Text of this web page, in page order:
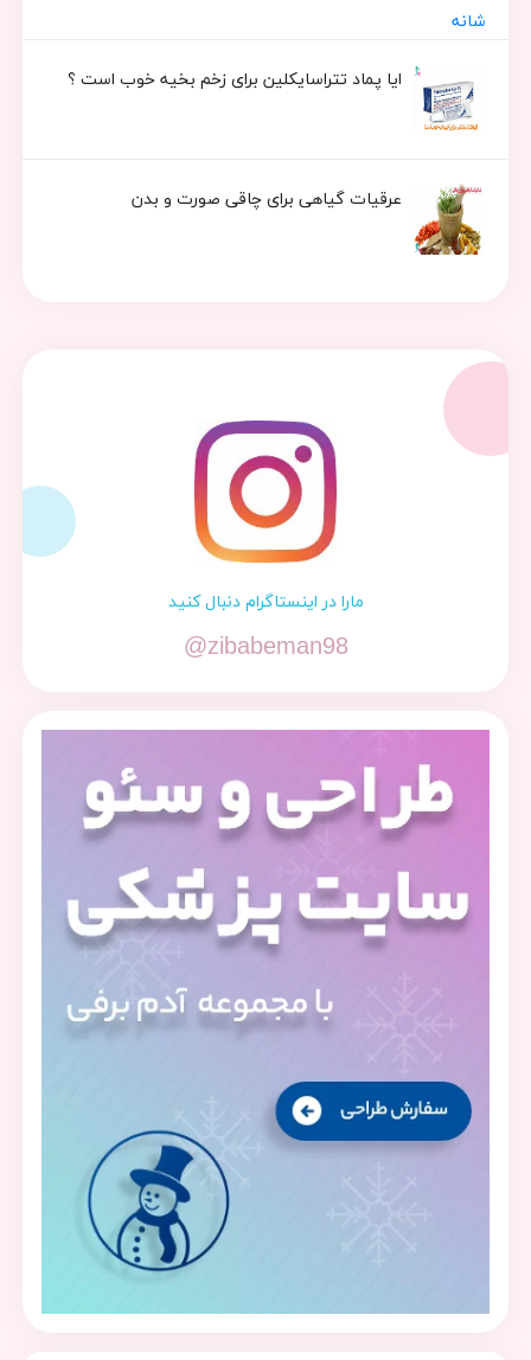
ایا پماد تتراسایکلین برای زخم بخیه خوب است ؟
عرقیات گیاهی برای چاقی صورت و بدن
مارا در اینستاگرام دنبال کنید
@zibabeman98